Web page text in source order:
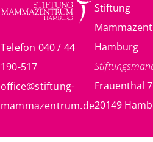
Telefon 040 / 44
190-517
office@stiftung-
mammazentrum.de
Stiftung
Hamburg
Frauenthal 7
20149